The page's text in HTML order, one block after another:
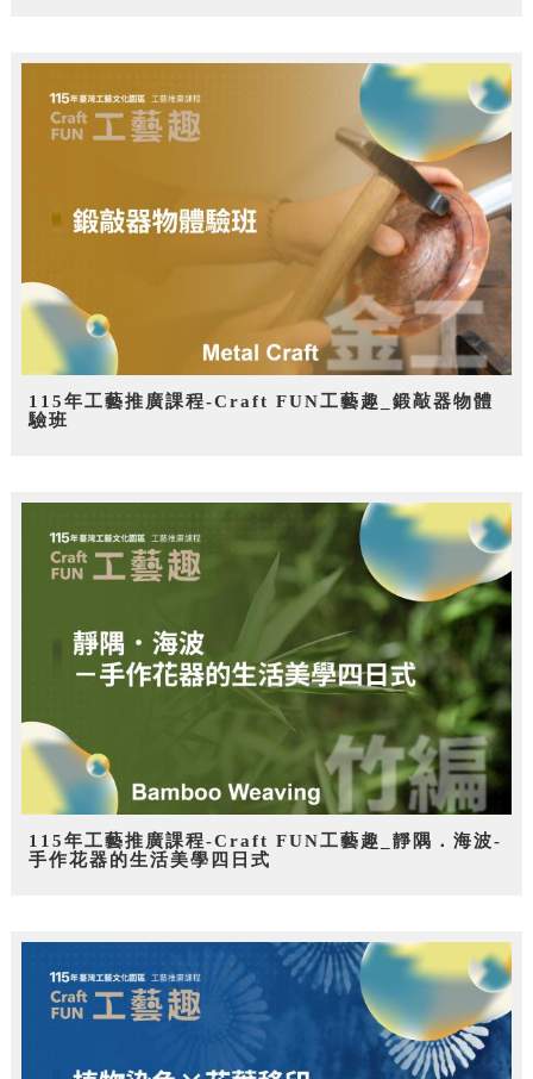
115年工藝推廣課程-Craft FUN工藝趣_鍛敲器物體
驗班
115年工藝推廣課程-Craft FUN工藝趣_靜隅．海波-
手作花器的生活美學四日式